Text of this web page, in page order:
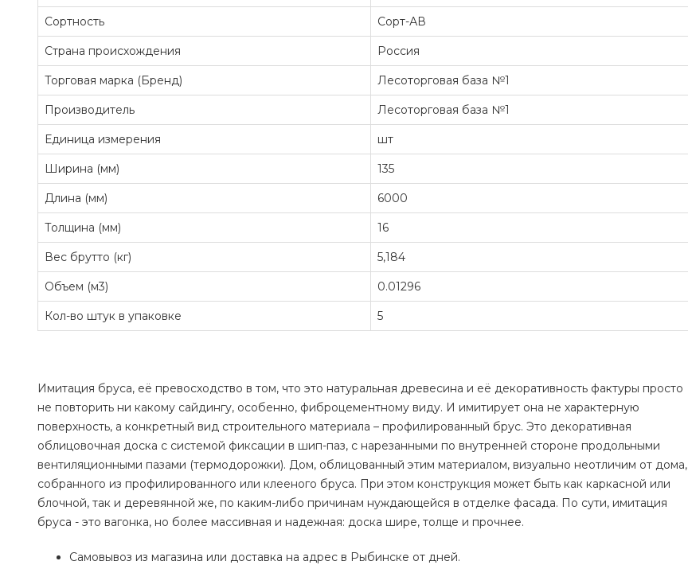
Сортность Сорт-АВ
Страна происхождения Россия
Торговая марка (Бренд) Лесоторговая база №1
Производитель Лесоторговая база №1
Единица измерения шт
Ширина (мм) 135
Длина (мм) 6000
Толщина (мм) 16
Вес брутто (кг) 5,184
Объем (м3) 0.01296
Кол-во штук в упаковке 5
Имитация бруса, её превосходство в том, что это натуральная древесина и её декоративность фактуры просто
не повторить ни какому сайдингу, особенно, фиброцементному виду. И имитирует она не характерную
поверхность, а конкретный вид строительного материала – профилированный брус. Это декоративная
облицовочная доска с системой фиксации в шип-паз, с нарезанными по внутренней стороне продольными
вентиляционными пазами (термодорожки). Дом, облицованный этим материалом, визуально неотличим от дома,
собранного из профилированного или клееного бруса. При этом конструкция может быть как каркасной или
блочной, так и деревянной же, по каким-либо причинам нуждающейся в отделке фасада. По сути, имитация
бруса - это вагонка, но более массивная и надежная: доска шире, толще и прочнее.
Самовывоз из магазина или доставка на адрес в Рыбинске от дней.